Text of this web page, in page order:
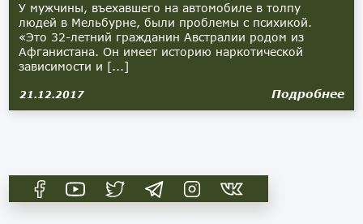
У мужчины, въехавшего на автомобиле в толпу
людей в Мельбурне, были проблемы с психикой.
«Это 32-летний гражданин Австралии родом из
Афганистана. Он имеет историю наркотической
зависимости и [...]
21.12.2017 Подробнее